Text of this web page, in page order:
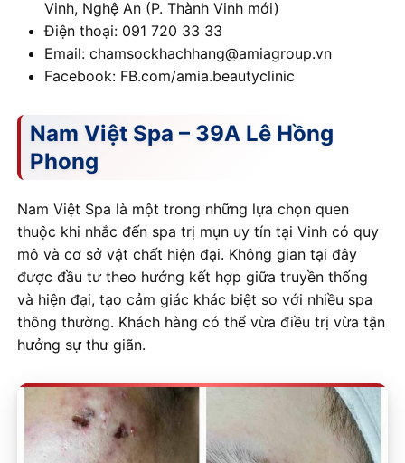
Vinh, Nghệ An (P. Thành Vinh mới)
Điện thoại: 091 720 33 33
Email: chamsockhachhang@amiagroup.vn
Facebook: FB.com/amia.beautyclinic
Nam Việt Spa – 39A Lê Hồng
Phong
Nam Việt Spa là một trong những lựa chọn quen
thuộc khi nhắc đến spa trị mụn uy tín tại Vinh có quy
mô và cơ sở vật chất hiện đại. Không gian tại đây
được đầu tư theo hướng kết hợp giữa truyền thống
và hiện đại, tạo cảm giác khác biệt so với nhiều spa
thông thường. Khách hàng có thể vừa điều trị vừa tận
hưởng sự thư giãn.